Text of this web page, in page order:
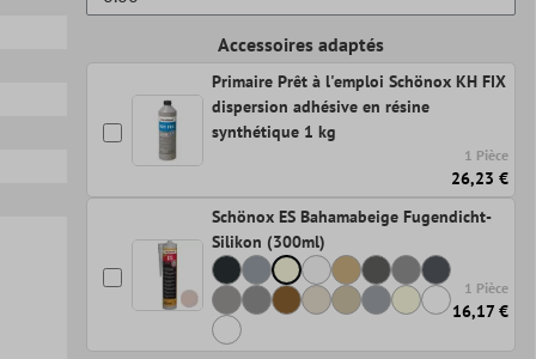
Accessoires adaptés
Primaire Prêt à l'emploi Schönox KH FIX
dispersion adhésive en résine
synthétique 1 kg
1 Pièce
26,23 €
Schönox ES Bahamabeige Fugendicht-
Silikon (300ml)
1 Pièce
16,17 €